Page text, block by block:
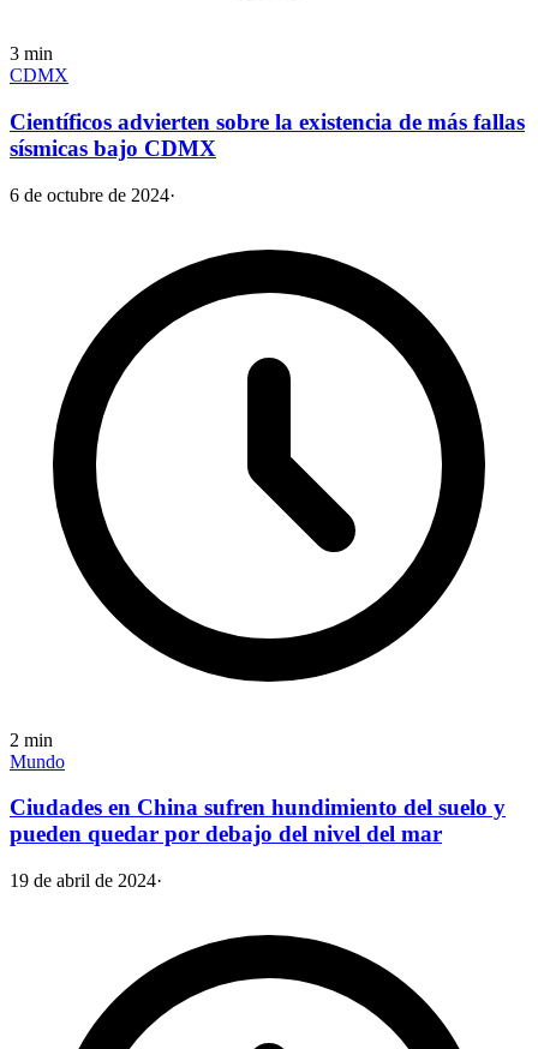
3 min
CDMX
Científicos advierten sobre la existencia de más fallas
sísmicas bajo CDMX
6 de octubre de 2024·
2 min
Mundo
Ciudades en China sufren hundimiento del suelo y
pueden quedar por debajo del nivel del mar
19 de abril de 2024·